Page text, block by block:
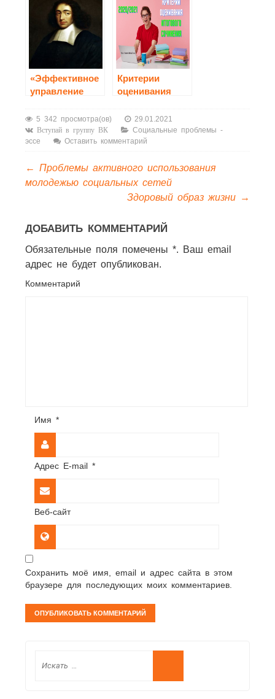
описание
использования
в сочинении
«Эффективное
управление
только при
условии
разумного
самим
решением, и за
сверху, но и
снизу» (Б.
Критерии
оценивания
сочинения
2020-2021
5 342 просмотра(ов) 29.01.2021
Вступай в группу ВК
Социальные проблемы -
эссе
Оставить комментарий
← Проблемы активного использования
молодежью социальных сетей
Здоровый образ жизни →
ДОБАВИТЬ КОММЕНТАРИЙ
Обязательные поля помечены *. Ваш email
адрес не будет опубликован.
Комментарий
Имя *
Адрес E-mail *
Веб-сайт
Сохранить моё имя, email и адрес сайта в этом
браузере для последующих моих комментариев.